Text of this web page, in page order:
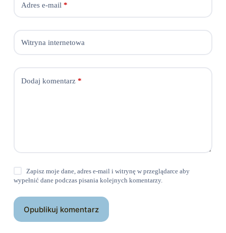
Adres e-mail *
Witryna internetowa
Dodaj komentarz*
Zapisz moje dane, adres e-mail i witrynę w przeglądarce aby
wypełnić dane podczas pisania kolejnych komentarzy.
Opublikuj komentarz